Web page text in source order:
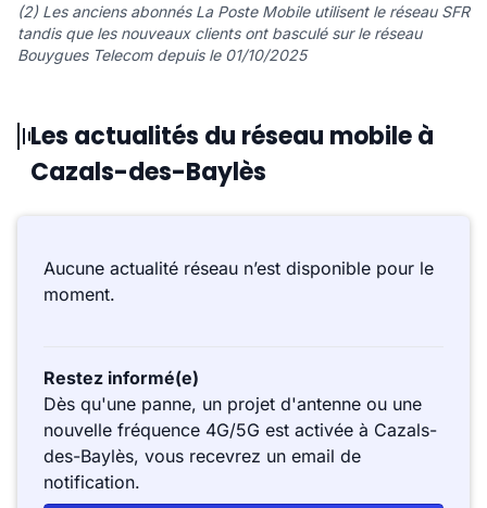
(2) Les anciens abonnés La Poste Mobile utilisent le réseau SFR
tandis que les nouveaux clients ont basculé sur le réseau
Bouygues Telecom depuis le 01/10/2025
Les actualités du réseau mobile à
Cazals-des-Baylès
Aucune actualité réseau n’est disponible pour le
moment.
Restez informé(e)
Dès qu'une panne, un projet d'antenne ou une
nouvelle fréquence 4G/5G est activée à Cazals-
des-Baylès, vous recevrez un email de
notification.